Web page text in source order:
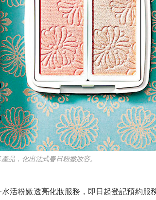
品，化出法式春日粉嫩妝容。
粉嫩透亮化妝服務，即日起登記預約服